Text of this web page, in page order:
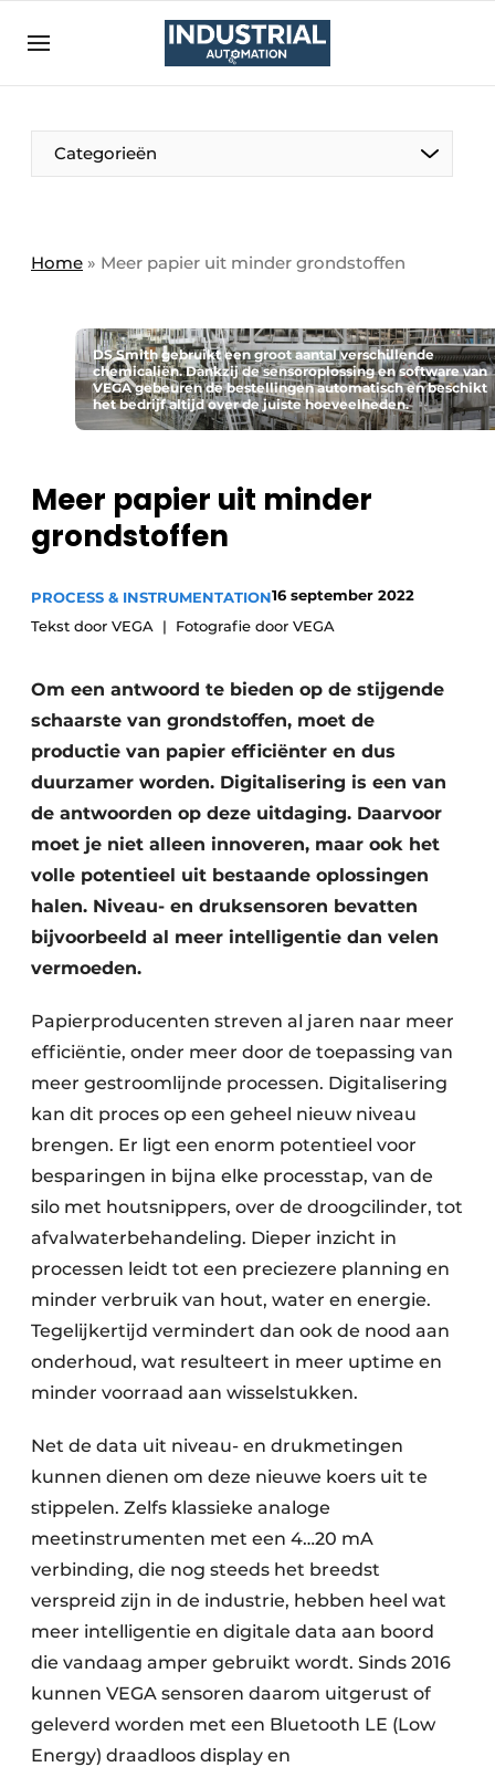
Aanmelden
Bedrijven
Bedrijven
Direct contact
Evenement aanmelden
Home
Meest gelezen
Privacy / Cookie statement
Vacatures
Video’s
Categorieën
Home » Meer papier uit minder grondstoffen
DS Smith gebruikt een groot aantal verschillende
chemicaliën. Dankzij de sensoroplossing en software van
VEGA gebeuren de bestellingen automatisch en beschikt
het bedrijf altijd over de juiste hoeveelheden.
Meer papier uit minder
grondstoffen
PROCESS & INSTRUMENTATION16 september 2022
Tekst door VEGA
Fotografie door VEGA
Om een antwoord te bieden op de stijgende
schaarste van grondstoffen, moet de
productie van papier efficiënter en dus
duurzamer worden. Digitalisering is een van
de antwoorden op deze uitdaging. Daarvoor
moet je niet alleen innoveren, maar ook het
volle potentieel uit bestaande oplossingen
halen. Niveau- en druksensoren bevatten
bijvoorbeeld al meer intelligentie dan velen
vermoeden.
Papierproducenten streven al jaren naar meer
efficiëntie, onder meer door de toepassing van
meer gestroomlijnde processen. Digitalisering
kan dit proces op een geheel nieuw niveau
brengen. Er ligt een enorm potentieel voor
besparingen in bijna elke processtap, van de
silo met houtsnippers, over de droog­cilinder, tot
afvalwaterbehandeling. Dieper inzicht in
processen leidt tot een preciezere planning en
minder verbruik van hout, water en energie.
Tegelijkertijd vermindert dan ook de nood aan
onderhoud, wat resulteert in meer uptime en
minder voorraad aan wisselstukken.
Net de data uit niveau- en drukmetingen
kunnen dienen om deze nieuwe koers uit te
stippelen. Zelfs klassieke analoge
meetinstrumenten met een 4…20 mA
verbinding, die nog steeds het breedst
verspreid zijn in de industrie, hebben heel wat
meer intelligentie en digitale data aan boord
die vandaag amper gebruikt wordt. Sinds 2016
kunnen VEGA sensoren daarom uitgerust of
geleverd worden met een Bluetooth LE (Low
Energy) draadloos display en